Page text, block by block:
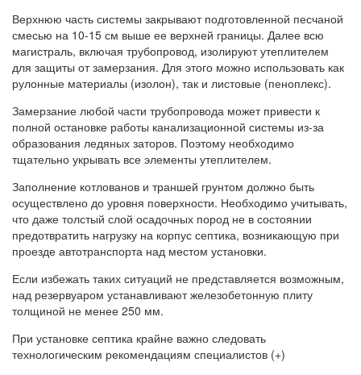
Верхнюю часть системы закрывают подготовленной песчаной
смесью на 10-15 см выше ее верхней границы. Далее всю
магистраль, включая трубопровод, изолируют утеплителем
для защиты от замерзания. Для этого можно использовать как
рулонные материалы (изолон), так и листовые (пеноплекс).
Замерзание любой части трубопровода может привести к
полной остановке работы канализационной системы из-за
образования ледяных заторов. Поэтому необходимо
тщательно укрывать все элементы утеплителем.
Заполнение котлованов и траншей грунтом должно быть
осуществлено до уровня поверхности. Необходимо учитывать,
что даже толстый слой осадочных пород не в состоянии
предотвратить нагрузку на корпус септика, возникающую при
проезде автотранспорта над местом установки.
Если избежать таких ситуаций не представляется возможным,
над резервуаром устанавливают железобетонную плиту
толщиной не менее 250 мм.
При установке септика крайне важно следовать
технологическим рекомендациям специалистов (+)